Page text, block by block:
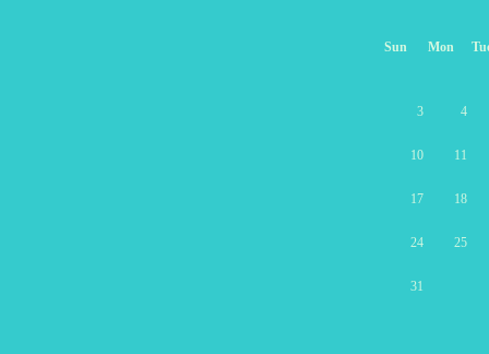
Sun Mon
3 4
10 11
17 18
24 25
31